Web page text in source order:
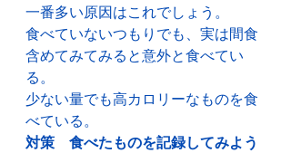
一番多い原因はこれでしょう。
食べていないつもりでも、実は間食
含めてみてみると意外と食べてい
る。
少ない量でも高カロリーなものを食
べている。
対策　食べたものを記録してみよう